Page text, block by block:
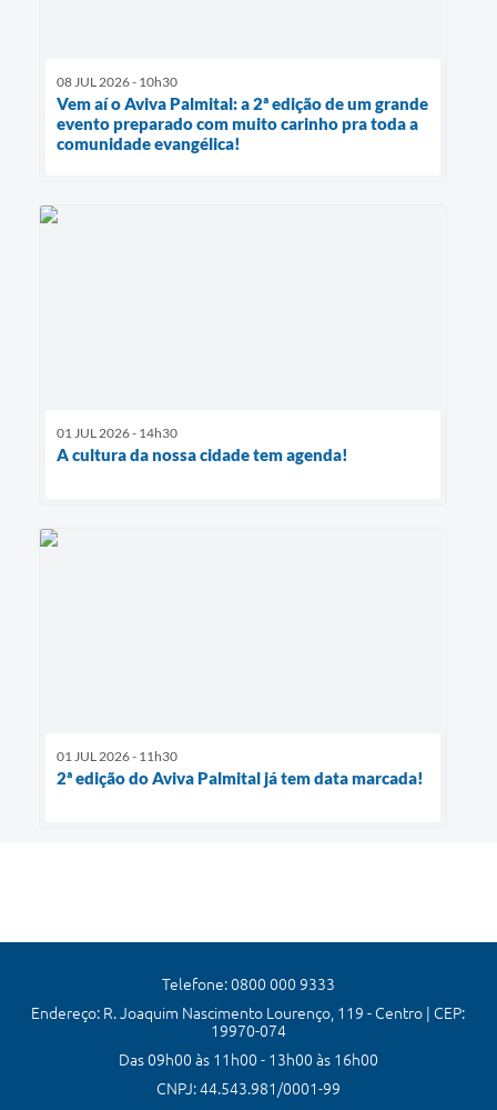
08 JUL 2026 - 10h30
Vem aí o Aviva Palmital: a 2ª edição de um grande
evento preparado com muito carinho pra toda a
comunidade evangélica!
01 JUL 2026 - 14h30
A cultura da nossa cidade tem agenda!
01 JUL 2026 - 11h30
2ª edição do Aviva Palmital já tem data marcada!
Telefone: 0800 000 9333
Endereço: R. Joaquim Nascimento Lourenço, 119 - Centro | CEP:
19970-074
Das 09h00 às 11h00 - 13h00 às 16h00
CNPJ: 44.543.981/0001-99